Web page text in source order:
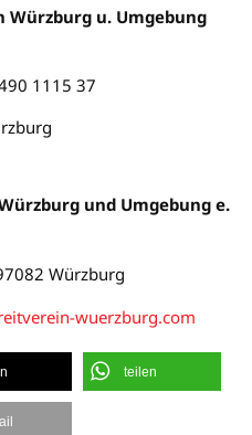
Würzburg u. Umgebung
1115 37
und Umgebung e.
Würzburg
wuerzburg.com
teilen